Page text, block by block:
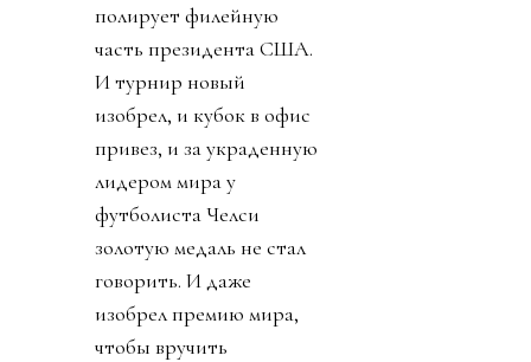
полирует филейную
часть президента США.
И турнир новый
изобрел, и кубок в офис
привез, и за украденную
лидером мира у
футболиста Челси
золотую медаль не стал
говорить. И даже
изобрел премию мира,
чтобы вручить